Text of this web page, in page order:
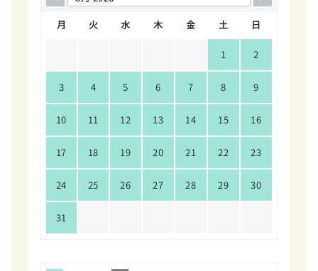
月 火 水 木 金 土 日
1 2
3 4 5 6 7 8 9
10 11 12 13 14 15 16
17 18 19 20 21 22 23
24 25 26 27 28 29 30
31